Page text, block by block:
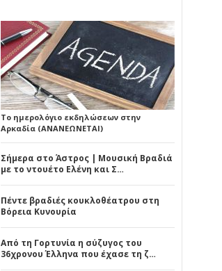
Το ημερολόγιο εκδηλώσεων στην
Αρκαδία (ΑΝΑΝΕΩΝΕΤΑΙ)
Σήμερα στο Άστρος | Μουσική Βραδιά
με το ντουέτο Ελένη και Σ…
Πέντε βραδιές κουκλοθέατρου στη
Βόρεια Κυνουρία
Από τη Γορτυνία η σύζυγος του
36χρονου Έλληνα που έχασε τη ζ…